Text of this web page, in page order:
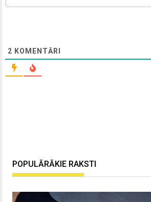
2 KOMENTĀRI
POPULĀRĀKIE RAKSTI